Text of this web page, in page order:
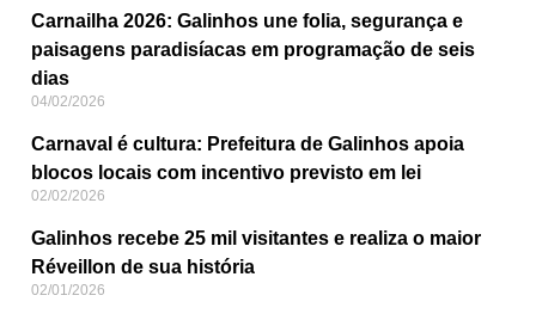
Carnailha 2026: Galinhos une folia, segurança e
paisagens paradisíacas em programação de seis
dias
04/02/2026
Carnaval é cultura: Prefeitura de Galinhos apoia
blocos locais com incentivo previsto em lei
02/02/2026
Galinhos recebe 25 mil visitantes e realiza o maior
Réveillon de sua história
02/01/2026